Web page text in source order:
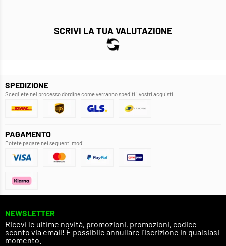
SCRIVI LA TUA VALUTAZIONE
SPEDIZIONE
Scegliete nel processo d'ordine come verranno spediti i vostri acquisti.
PAGAMENTO
Potete pagare nei seguenti modi.
NEWSLETTER
Ricevi le ultime novità, promozioni, promozioni, codice
sconto via email! È possibile annullare l'iscrizione in qualsiasi
momento.